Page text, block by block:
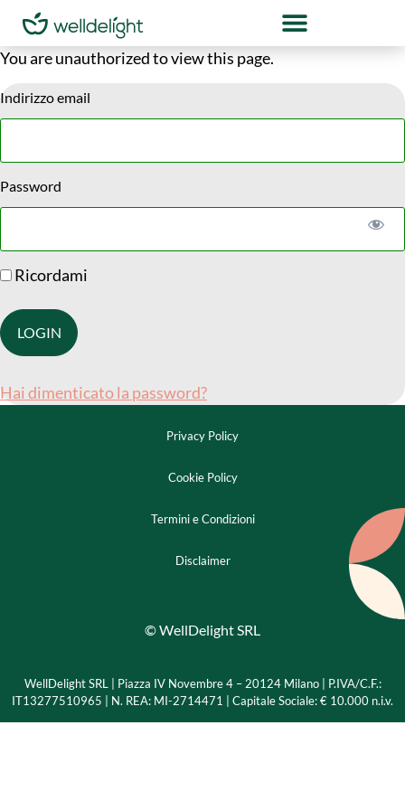
You are unauthorized to view this page.
Indirizzo email
Password
Ricordami
Hai dimenticato la password?
Privacy Policy
Cookie Policy
Termini e Condizioni
Disclaimer
© WellDelight SRL
WellDelight SRL | Piazza IV Novembre 4 – 20124 Milano | P.IVA/C.F.:
IT13277510965 | N. REA: MI-2714471 | Capitale Sociale: € 10.000 n.i.v.